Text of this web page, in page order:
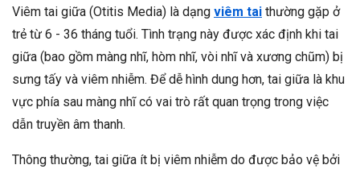
Viêm tai giữa (Otitis Media) là dạng viêm tai thường gặp ở
trẻ từ 6 - 36 tháng tuổi. Tình trạng này được xác định khi tai
giữa (bao gồm màng nhĩ, hòm nhĩ, vòi nhĩ và xương chũm) bị
sưng tấy và viêm nhiễm. Để dễ hình dung hơn, tai giữa là khu
vực phía sau màng nhĩ có vai trò rất quan trọng trong việc
dẫn truyền âm thanh.
Thông thường, tai giữa ít bị viêm nhiễm do được bảo vệ bởi